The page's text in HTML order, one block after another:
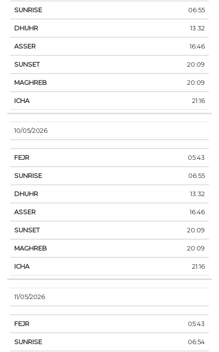
06:55
13:32
16:46
20:09
20:09
21:16
10/05/2026
05:43
06:55
13:32
16:46
20:09
20:09
21:16
11/05/2026
05:43
06:54